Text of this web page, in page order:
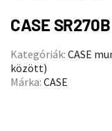
CASE SR270B
Kategóriák: CASE
között)
Márka: CASE